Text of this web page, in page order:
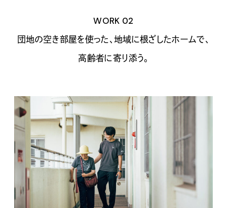
WORK 02
団地の空き部屋を使った、地域に根ざしたホームで、
高齢者に寄り添う。